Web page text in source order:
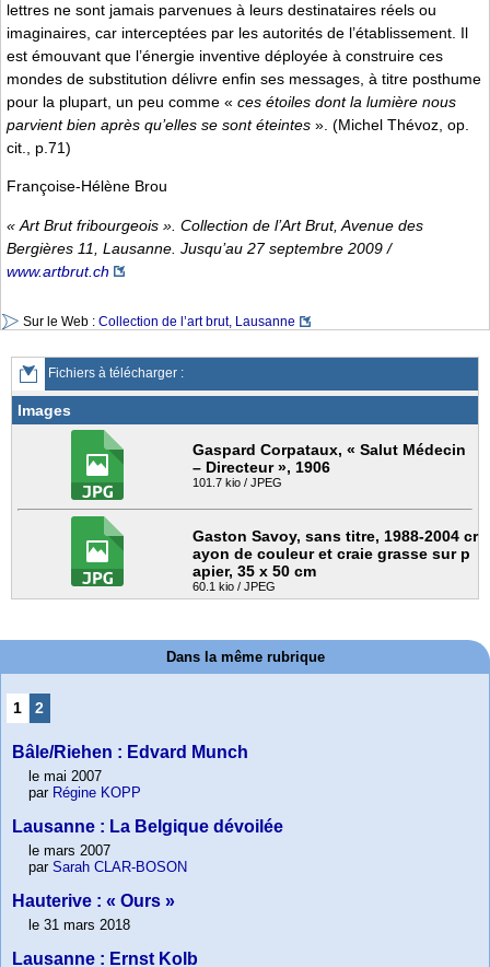
lettres ne sont jamais parvenues à leurs destinataires réels ou
imaginaires, car interceptées par les autorités de l’établissement. Il
est émouvant que l’énergie inventive déployée à construire ces
mondes de substitution délivre enfin ses messages, à titre posthume
pour la plupart, un peu comme « ces étoiles dont la lumière nous
parvient bien après qu’elles se sont éteintes ». (Michel Thévoz, op.
cit., p.71)
Françoise-Hélène Brou
« Art Brut fribourgeois ». Collection de l’Art Brut, Avenue des
Bergières 11, Lausanne. Jusqu’au 27 septembre 2009 /
www.artbrut.ch
Sur le Web : Collection de l’art brut, Lausanne
Fichiers à télécharger :
Images
Gaspard Corpataux, « Salut Médecin
– Directeur », 1906
101.7 kio / JPEG
Gaston Savoy, sans titre, 1988-2004 cr
ayon de couleur et craie grasse sur p
apier, 35 x 50 cm
60.1 kio / JPEG
Dans la même rubrique
1 2
Bâle/Riehen : Edvard Munch
le mai 2007
par Régine KOPP
Lausanne : La Belgique dévoilée
le mars 2007
par Sarah CLAR-BOSON
Hauterive : « Ours »
le 31 mars 2018
Lausanne : Ernst Kolb